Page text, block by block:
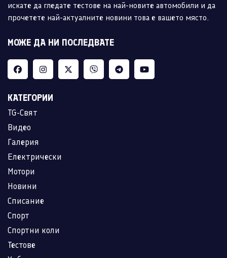
искате да гледате тестове на най-новите автомобили и да
прочетете най-актуалните новини това е вашето място.
МОЖЕ ДА НИ ПОСЛЕДВАТЕ
КАТЕГОРИИ
TG-Свят
Видео
Галерия
Електрически
Мотори
Новини
Списание
Спорт
Спортни коли
Тестове